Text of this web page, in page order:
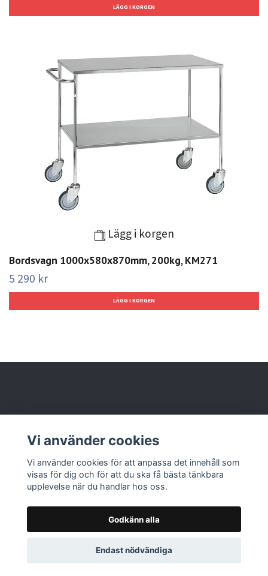
Lägg i korgen
Bordsvagn 1000x580x870mm, 200kg, KM271
5 290 kr
Läs mer
© 2026 Nolbox AB
Vi använder cookies
Vi använder cookies för att anpassa det innehåll som
visas för dig och för att du ska få bästa tänkbara
upplevelse när du handlar hos oss.
Godkänn alla
Endast nödvändiga